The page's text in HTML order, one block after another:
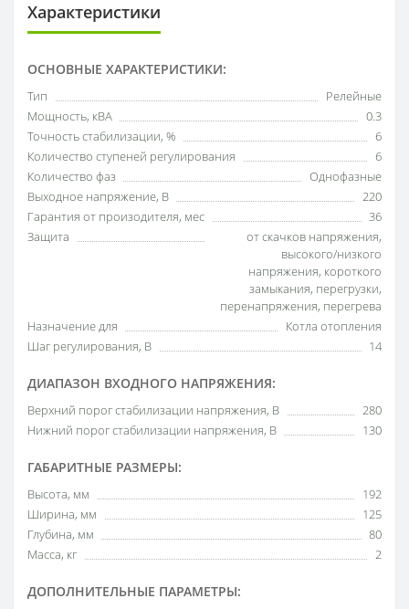
Характеристики
ОСНОВНЫЕ ХАРАКТЕРИСТИКИ:
Тип
Релейные
Мощность, кВА
0.3
Точность стабилизации, %
6
Количество ступеней регулирования
6
Количество фаз
Однофазные
Выходное напряжение, В
220
Гарантия от произодителя, мес
36
Защита
от скачков напряжения,
высокого/низкого
напряжения, короткого
замыкания, перегрузки,
перенапряжения, перегрева
Назначение для
Котла отопления
Шаг регулирования, В
14
ДИАПАЗОН ВХОДНОГО НАПРЯЖЕНИЯ:
Верхний порог стабилизации напряжения, В
280
Нижний порог стабилизации напряжения, В
130
ГАБАРИТНЫЕ РАЗМЕРЫ:
Высота, мм
192
Ширина, мм
125
Глубина, мм
80
Масса, кг
2
ДОПОЛНИТЕЛЬНЫЕ ПАРАМЕТРЫ: